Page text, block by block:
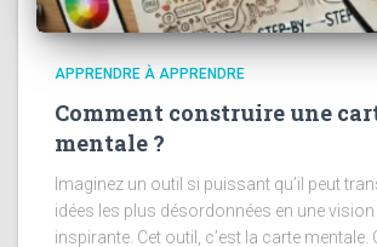
APPRENDRE À APPRENDRE
Comment construire une
mentale ?
Imaginez un outil si puissant qu’il peut
idées les plus désordonnées en une
inspirante. Cet outil, c’est la carte mentale.